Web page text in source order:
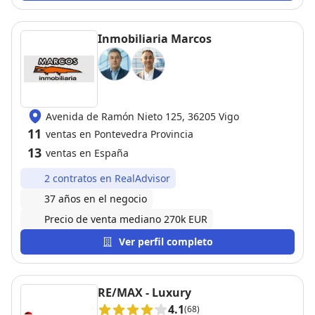
Inmobiliaria Marcos
Avenida de Ramón Nieto 125, 36205 Vigo
11 ventas en Pontevedra Provincia
13 ventas en España
2 contratos en RealAdvisor
37 años en el negocio
Precio de venta mediano 270k EUR
Ver perfil completo
RE/MAX - Luxury
4.1(68)